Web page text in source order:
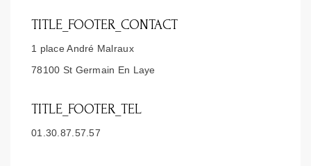
TITLE_FOOTER_CONTACT
1 place André Malraux
78100 St Germain En Laye
TITLE_FOOTER_TEL
01.30.87.57.57